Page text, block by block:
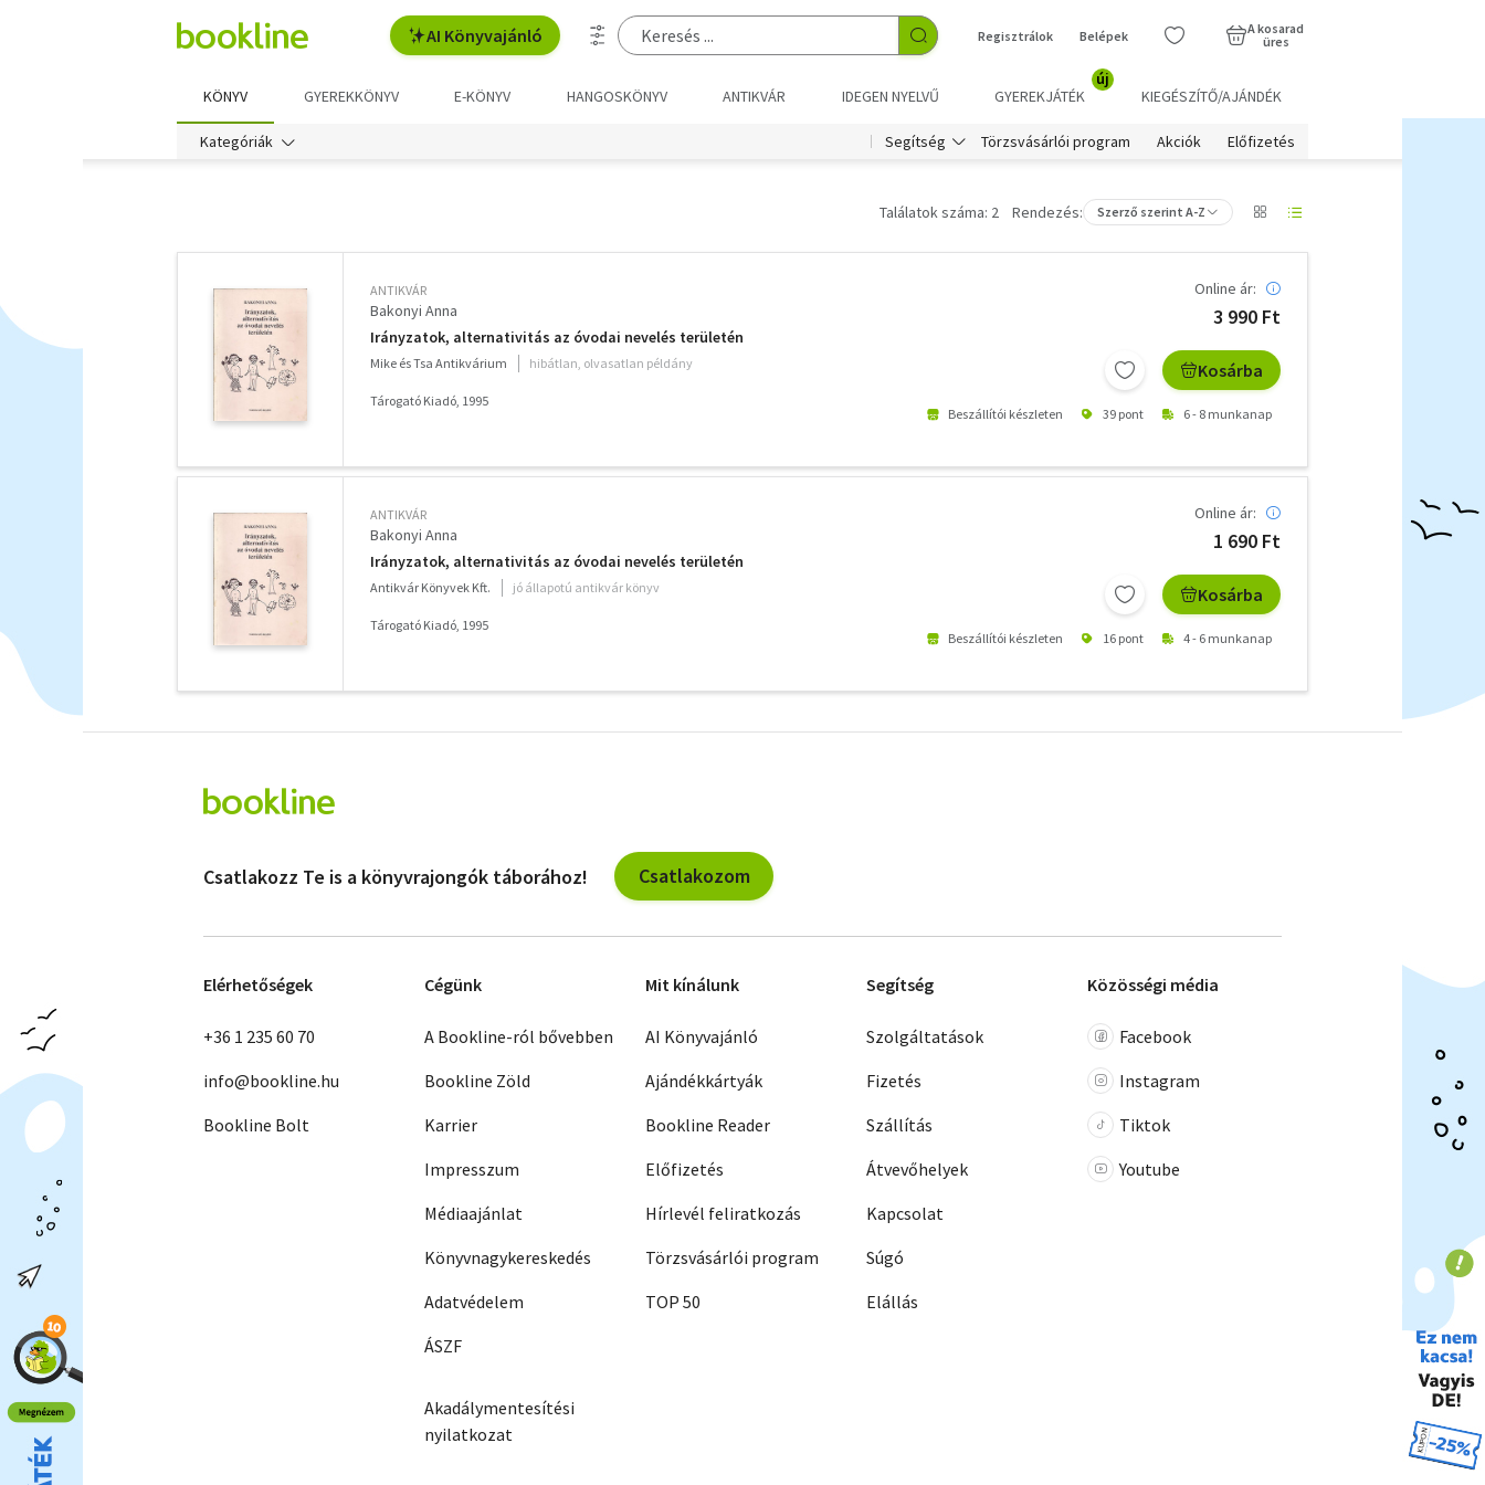
AI Könyvajánló Regisztrálok Belépek
A kosarad
üres
KÖNYV GYEREKKÖNYV E-KÖNYV HANGOSKÖNYV ANTIKVÁR IDEGEN NYELVŰ GYEREKJÁTÉK
új
KIEGÉSZÍTŐ/AJÁNDÉK
Kategóriák Segítség Törzsvásárlói program Akciók Előfizetés
Találatok száma: 2 Rendezés: Szerző szerint A-Z
ANTIKVÁR
Bakonyi Anna
Irányzatok, alternativitás az óvodai nevelés területén
Mike és Tsa Antikvárium hibátlan, olvasatlan példány
Tárogató Kiadó, 1995
Online ár:
3 990 Ft
Kosárba
Beszállítói készleten 39 pont 6 - 8 munkanap
ANTIKVÁR
Bakonyi Anna
Irányzatok, alternativitás az óvodai nevelés területén
Antikvár Könyvek Kft. jó állapotú antikvár könyv
Tárogató Kiadó, 1995
Online ár:
1 690 Ft
Kosárba
Beszállítói készleten 16 pont 4 - 6 munkanap
szűrők
Csatlakozz Te is a könyvrajongók táborához! Csatlakozom
Elérhetőségek
+36 1 235 60 70
info@bookline.hu
Bookline Bolt
Cégünk
A Bookline-ról bővebben
Bookline Zöld
Karrier
Impresszum
Médiaajánlat
Könyvnagykereskedés
Adatvédelem
ÁSZF
Akadálymentesítési
nyilatkozat
Mit kínálunk
AI Könyvajánló
Ajándékkártyák
Bookline Reader
Előfizetés
Hírlevél feliratkozás
Törzsvásárlói program
TOP 50
Segítség
Szolgáltatások
Fizetés
Szállítás
Átvevőhelyek
Kapcsolat
Súgó
Elállás
Közösségi média
Facebook
Instagram
Tiktok
Youtube